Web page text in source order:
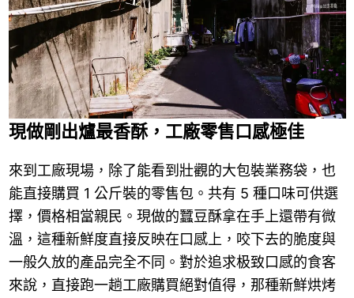
現做剛出爐最香酥，工廠零售口感極佳
來到工廠現場，除了能看到壯觀的大包裝業務袋，也
能直接購買 1 公斤裝的零售包。共有 5 種口味可供選
擇，價格相當親民。現做的蠶豆酥拿在手上還帶有微
溫，這種新鮮度直接反映在口感上，咬下去的脆度與
一般久放的產品完全不同。對於追求极致口感的食客
來說，直接跑一趟工廠購買絕對值得，那種新鮮烘烤